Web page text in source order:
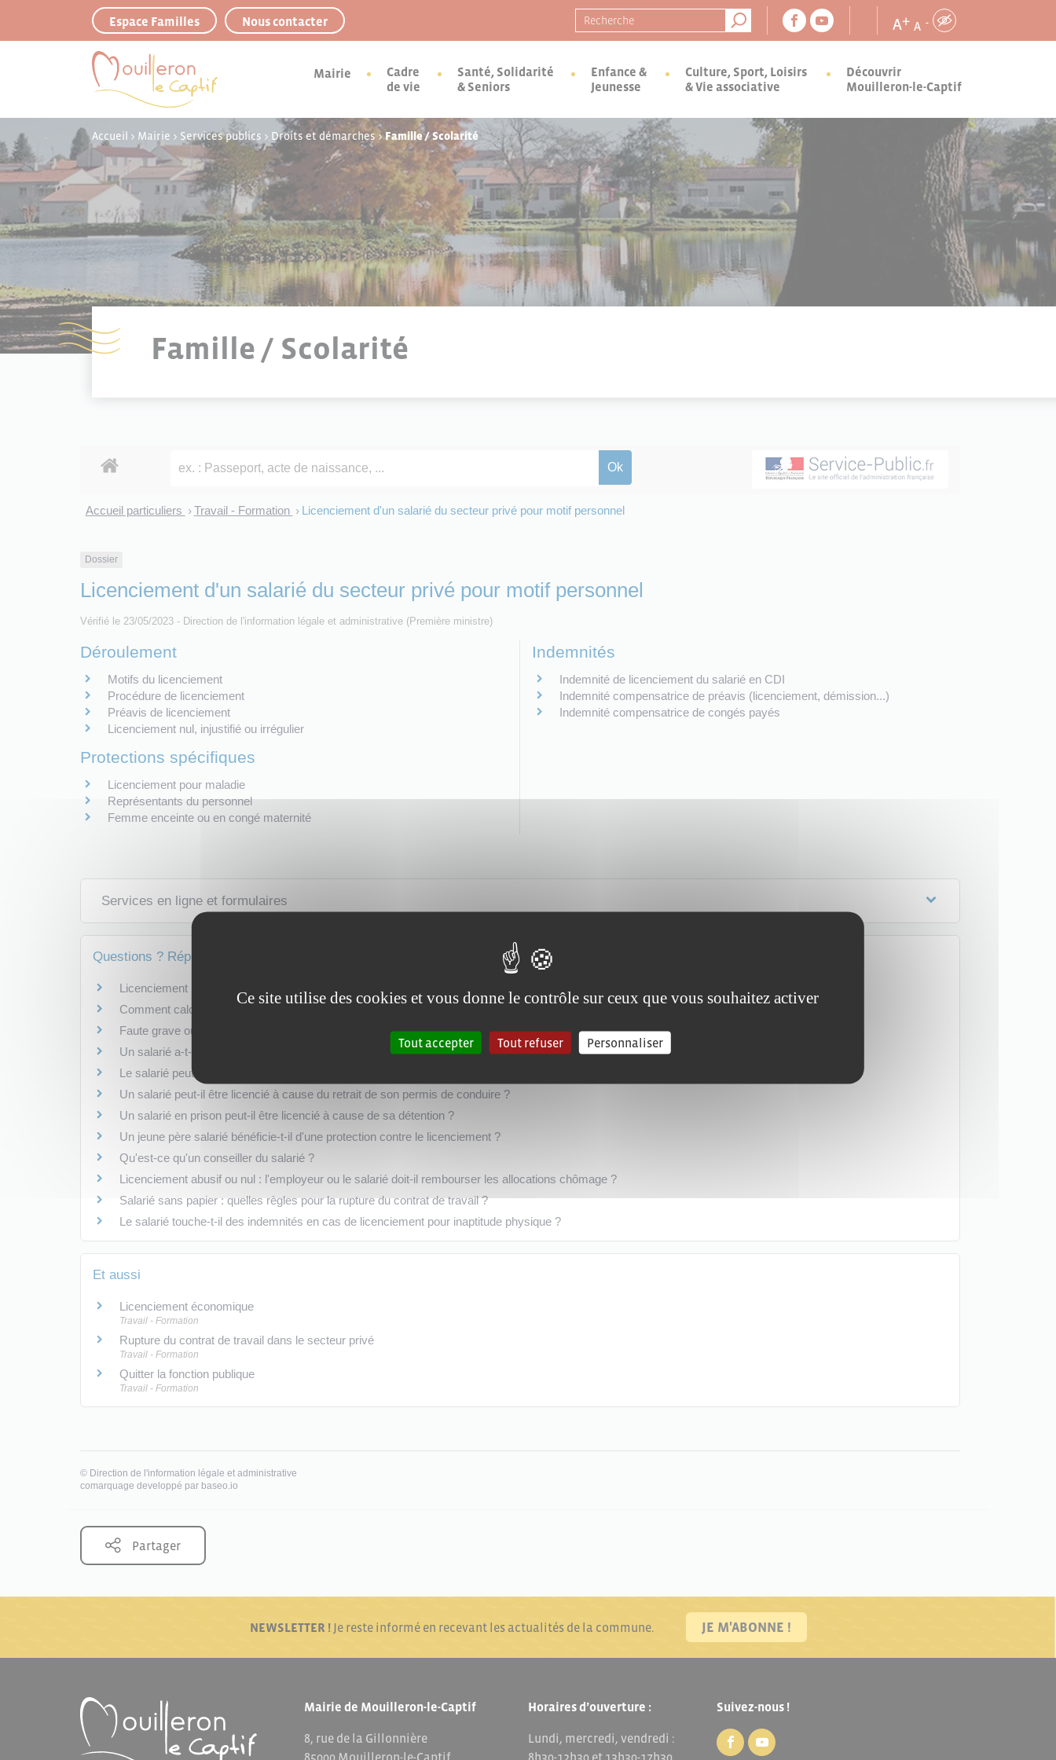
Espace Familles Nous contacter Recherche pour : A+ A -
Mairie
Cadre
de vie
Santé, Solidarité
& Seniors
Enfance &
Jeunesse
Culture, Sport, Loisirs
& Vie associative
Découvrir
Mouilleron-le-Captif
Accueil > Mairie > Services publics > Droits et démarches >Famille / Scolarité
Famille / Scolarité
Accueil particuliers > Travail - Formation > Licenciement d'un salarié du secteur privé pour motif personnel
Dossier
Licenciement d'un salarié du secteur privé pour motif personnel
Vérifié le 23/05/2023 - Direction de l'information légale et administrative (Première ministre)
Déroulement
Motifs du licenciement
Procédure de licenciement
Préavis de licenciement
Licenciement nul, injustifié ou irrégulier
Indemnités
Indemnité de licenciement du salarié en CDI
Indemnité compensatrice de préavis (licenciement, démission...)
Indemnité compensatrice de congés payés
Protections spécifiques
Licenciement pour maladie
Représentants du personnel
Femme enceinte ou en congé maternité
Services en ligne et formulaires
Questions ? Réponses !
Licenciement pour faute simple, grave ou lourde : quelles conséquences pour le salarié ?
Comment calculer l'ancienneté pour le montant de l'indemnité de licenciement ?
Faute grave ou lourde commise pendant un préavis : quelles conséquences ?
Un salarié a-t-il des heures de recherche d'emploi pendant le préavis de licenciement ?
Le salarié peut-il prendre des congés payés pendant son préavis ?
Un salarié peut-il être licencié à cause du retrait de son permis de conduire ?
Un salarié en prison peut-il être licencié à cause de sa détention ?
Un jeune père salarié bénéficie-t-il d'une protection contre le licenciement ?
Qu'est-ce qu'un conseiller du salarié ?
Licenciement abusif ou nul : l'employeur ou le salarié doit-il rembourser les allocations chômage ?
Salarié sans papier : quelles règles pour la rupture du contrat de travail ?
Le salarié touche-t-il des indemnités en cas de licenciement pour inaptitude physique ?
Et aussi
Licenciement économique
Travail - Formation
Rupture du contrat de travail dans le secteur privé
Travail - Formation
Quitter la fonction publique
Travail - Formation
© Direction de l'information légale et administrative
comarquage developpé par baseo.io
Partager
NEWSLETTER !Je reste informé en recevant les actualités de la commune. JE M'ABONNE !
Mairie de Mouilleron-le-Captif
8, rue de la Gillonnière
85000 Mouilleron-le-Captif
Horaires d’ouverture :
Lundi, mercredi, vendredi :
8h30-12h30 et 13h30-17h30
Suivez-nous !
Panneau de gestion des cookies
Ce site utilise des cookies et vous donne le contrôle sur ceux que vous souhaitez activer
Tout accepter Tout refuser Personnaliser